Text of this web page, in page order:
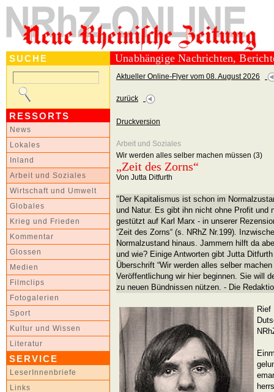
SUCHE
RESSORTS
News
Lokales
Inland
Arbeit und Soziales
Wirtschaft und Umwelt
Globales
Krieg und Frieden
Kommentar
Glossen
Medien
Filmclips
Fotogalerien
Sport
Kultur und Wissen
Literatur
SERVICE
LeserInnenbriefe
Links
Unabhängige Nachrichten,
Aktueller Online-Flyer vom 08. August 2026
zurück
Druckversion
Arbeit und Soziales
Wir werden alles selber machen müssen (3)
„Zeit des Zorns“
Von Jutta Ditfurth
"Der Kapitalismus ist schon im
und Natur. Es gibt ihn nicht ohne Profit und
gestützt auf Karl Marx - in unserer
“Zeit des Zorns“ (s. NRhZ Nr.199).
Normalzustand hinaus. Jammern hilft da
und wie? Einige Antworten gibt Jutta
Überschrift “Wir werden alles selber
Veröffentlichung wir hier beginnen. Sie will
zu neuen Bündnissen nützen. - Die
Rief